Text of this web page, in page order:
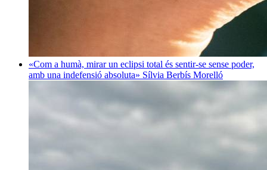
«Com a humà, mirar un eclipsi total és sentir-se sense poder,
amb una indefensió absoluta» Sílvia Berbís Morelló